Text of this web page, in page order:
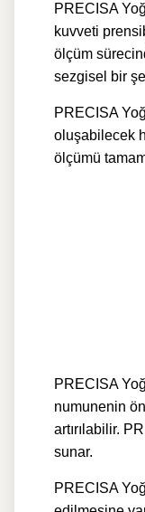
PRECISA
kuvveti
ölçüm
sezgisel bir
PRECISA
oluşabilecek
ölçümü
PRECISA
numunenin
artırılabilir.
sunar.
PRECISA